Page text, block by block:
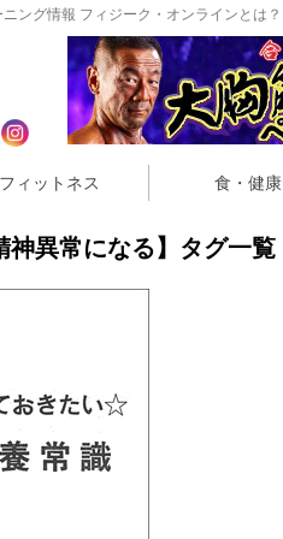
ング情報 フィジーク・オンラインとは？
フィットネス 食・健康
神異常になる】タグ一覧